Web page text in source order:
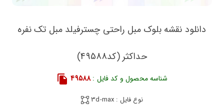
دانلود نقشه بلوک مبل راحتی چسترفیلد مبل تک نفره
حداکثر (کد49588)
شناسه محصول و کد فایل :49588
نوع فایل : 3d-max